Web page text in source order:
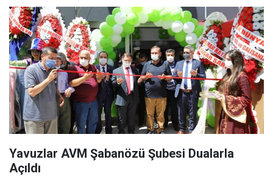
Yavuzlar AVM Şabanözü Şubesi Dualarla
Açıldı